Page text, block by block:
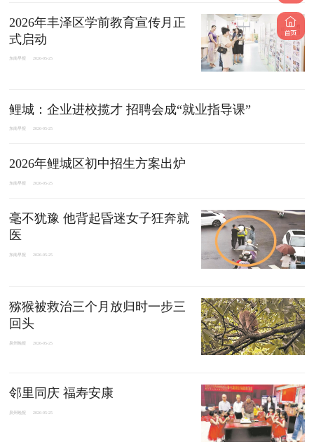
2026年丰泽区学前教育宣传月正
式启动
东南早报 2026-05-25
鲤城：企业进校揽才 招聘会成“就业指导课”
东南早报 2026-05-25
2026年鲤城区初中招生方案出炉
东南早报 2026-05-25
毫不犹豫 他背起昏迷女子狂奔就
医
东南早报 2026-05-25
猕猴被救治三个月放归时一步三
回头
泉州晚报 2026-05-25
邻里同庆 福寿安康
泉州晚报 2026-05-25